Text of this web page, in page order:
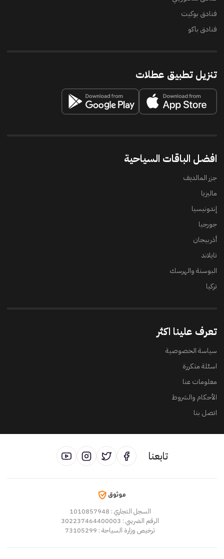
فنادق بوكيت
فنادق باكو
تنزيل تطبيق عطلات
افضل الباقات السياحية
جزر المالديف
ماليزيا
إندونيسيا
جورجيا
أذربيجان
تايلاند
البوسنة والهرسك
تركيا
تعرف علينا اكثر
سياسة الخصوصية
اسئلة متكررة
معلومات عنا
الأحكام والشروط
اتصل بنا
تابعنا
السجل التجاري : 1010857948
الرقم الضريبي : 302237464400003
ترخيص وزارة السياحة : 73105299